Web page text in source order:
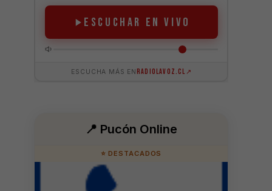
📍 Pucón Online
⭐ DESTACADOS